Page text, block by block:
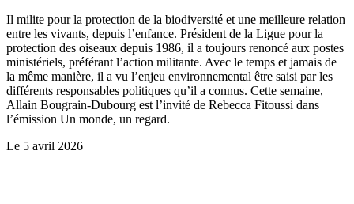
Il milite pour la protection de la biodiversité et une meilleure relation
entre les vivants, depuis l’enfance. Président de la Ligue pour la
protection des oiseaux depuis 1986, il a toujours renoncé aux postes
ministériels, préférant l’action militante. Avec le temps et jamais de
la même manière, il a vu l’enjeu environnemental être saisi par les
différents responsables politiques qu’il a connus. Cette semaine,
Allain Bougrain-Dubourg est l’invité de Rebecca Fitoussi dans
l’émission Un monde, un regard.
Le 5 avril 2026